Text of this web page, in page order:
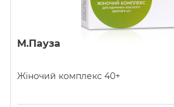
М.Пауза
Жіночий комплекс 40+